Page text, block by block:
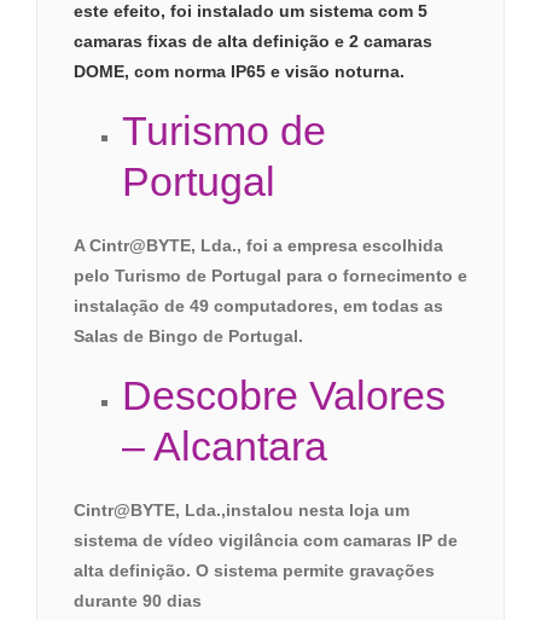
este efeito, foi instalado um sistema com 5
camaras fixas de alta definição e 2 camaras
DOME, com norma IP65 e visão noturna.
Turismo de
Portugal
A Cintr@BYTE, Lda., foi a empresa escolhida
pelo Turismo de Portugal para o fornecimento e
instalação de 49 computadores, em todas as
Salas de Bingo de Portugal.
Descobre Valores
– Alcantara
Cintr@BYTE, Lda.,instalou nesta loja um
sistema de vídeo vigilância com camaras IP de
alta definição. O sistema permite gravações
durante 90 dias